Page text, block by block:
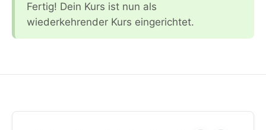
Fertig! Dein Kurs ist nun als
wiederkehrender Kurs eingerichtet.